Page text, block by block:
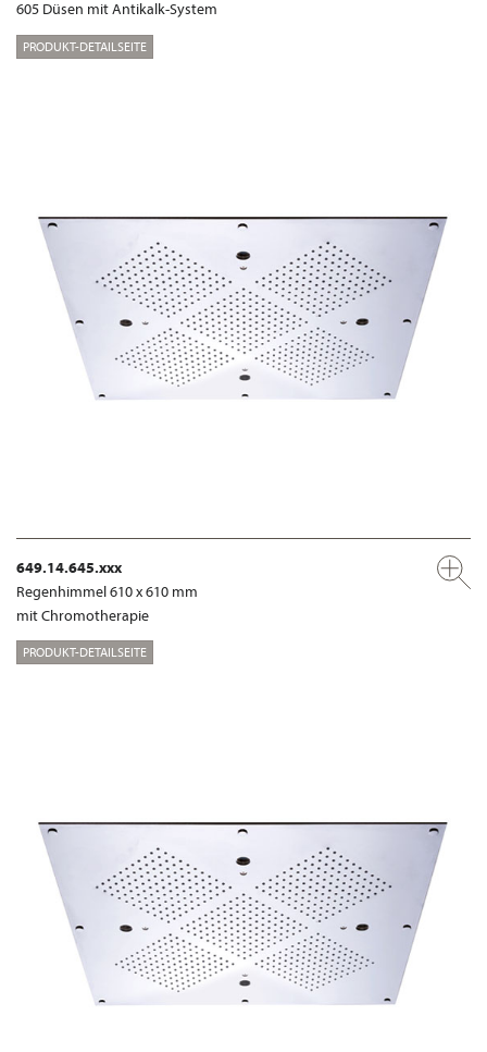
605 Düsen mit Antikalk-System
PRODUKT-DETAILSEITE
649.14.645.xxx
Regenhimmel 610 x 610 mm
mit Chromotherapie
PRODUKT-DETAILSEITE